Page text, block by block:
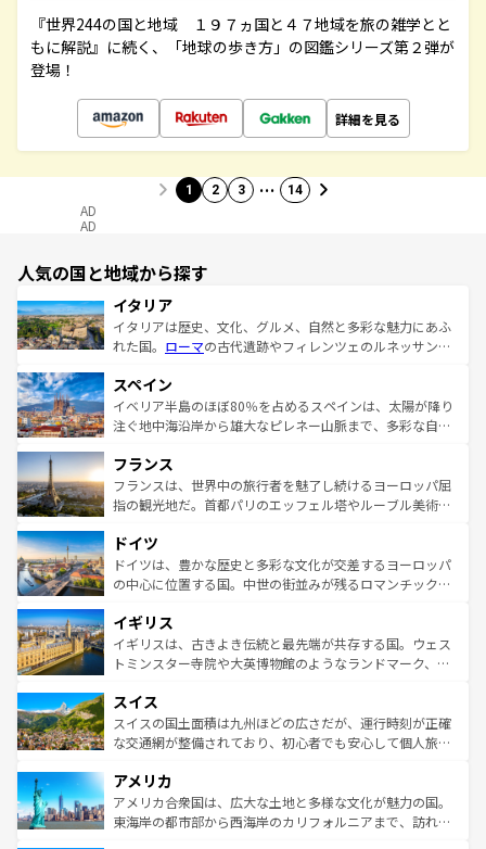
『世界244の国と地域 １９７ヵ国と４７地域を旅の雑学とと
もに解説』に続く、「地球の歩き方」の図鑑シリーズ第２弾が
登場！
詳細を見る
1 2 3 … 14
AD
AD
人気の国と地域から探す
イタリア
イタリアは歴史、文化、グルメ、自然と多彩な魅力にあふ
れた国。 ローマの古代遺跡やフィレンツェのルネッサンス
ろん、トスカーナの美しい田園風景やアマルフィ海岸の絶
景など、自然景観も見逃せない。観光の合間には、本場の
ピザやパスタなど、絶品のイタリア料理を堪能することも
ませてくれるイタリアで、忘れられない旅をしてみよう！
なお、新着のイタリア情報はコンテンツ一覧 を参照してほ
しい。
スペイン
イベリア半島のほぼ80％を占めるスペインは、太陽が降り
注ぐ地中海沿岸から雄大なピレネー山脈まで、多彩な自然
文化が根付くこの国では、情熱的なフラメンコ、熱気あふ
れる闘牛、そして美味しいタパスが生活の一部となってい
る。首都マドリードの洗練された雰囲気や、バルセロナの
の城塞都市、穏やかなビーチリゾートまで多彩な表情を見
せる。地方によって風土や気候が異なるスペインはその個
性で訪れる人を魅了する。 なお、新着のスペイン情報はコ
フランス
フランスは、世界中の旅行者を魅了し続けるヨーロッパ屈
指の観光地だ。首都パリのエッフェル塔やルーブル美術館
で、幅広い魅力が詰まっている。華麗な宮殿、歴史的な大
聖堂、美しいビーチ、そして豊かな自然が、訪れる者を心
から魅了する。また、フランスは美食の国としても知ら
いる。シャンパンの発祥地であるランス、プロヴァンスの
香り高いラベンダー畑など、多彩な楽しみ方が可能だ。さ
らに、パリ以外の地域にも魅力が溢れており、どの街角に
れる地方に足を運ぶとそれぞれで全く異なる文化を体験で
きるだろう。 なお、新着のフランス情報はコンテンツ一覧
を参照してほしい。
ドイツ
ドイツは、豊かな歴史と多彩な文化が交差するヨーロッパ
の中心に位置する国。中世の街並みが残るロマンチック街
顔を持つこの国は、どこを歩いても飽きることがない。ベ
ルリンの文化的活気、バイエルン州のアルプスの絶景、そ
してライン川沿いのワイン畑といった風景は必見。ビール
は、お酒好きな人にはぜひ体験してほしい。 なお、新着の
ドイツ情報はコンテンツ一覧を参照してほしい。
イギリス
イギリスは、古きよき伝統と最先端が共存する国。ウェス
トミンスター寺院や大英博物館のようなランドマーク、歴
リアごとに異なる魅力がある。また、優雅なアフタヌーン
ティー、ビール好きにはたまらない英国パブ、サッカー観
戦など、本場だからこそできる体験も豊富。イギリスを旅
ンツ一覧を参照してほしい。
スイス
スイスの国土面積は九州ほどの広さだが、運行時刻が正確
な交通網が整備されており、初心者でも安心して個人旅行
の建物がそのまま残る町や、スイスならではのユニークな
博物館もあり、アルプス観光だけでなく町歩きも満喫する
ことができる。国民の所得が高いため物価も高いが、旅行
アメリカ
アメリカ合衆国は、広大な土地と多様な文化が魅力の国。
東海岸の都市部から西海岸のカリフォルニアまで、訪れる